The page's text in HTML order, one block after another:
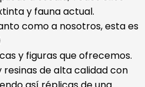
y fauna actual.
como a nosotros, esta es
y figuras que ofrecemos.
resinas de alta calidad con